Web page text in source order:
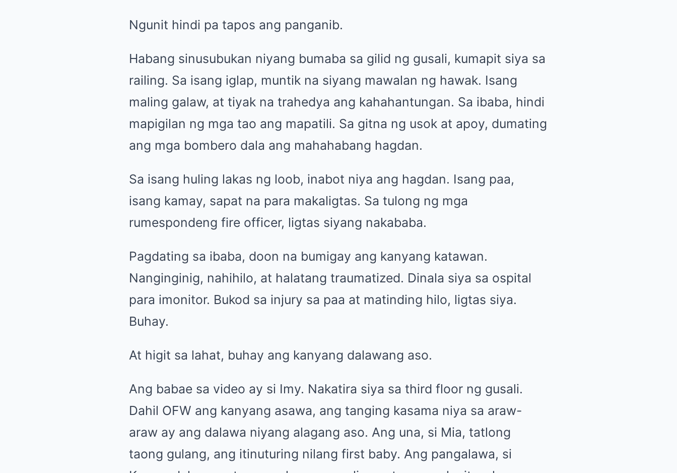
Ngunit hindi pa tapos ang panganib.
Habang sinusubukan niyang bumaba sa gilid ng gusali, kumapit siya sa
railing. Sa isang iglap, muntik na siyang mawalan ng hawak. Isang
maling galaw, at tiyak na trahedya ang kahahantungan. Sa ibaba, hindi
mapigilan ng mga tao ang mapatili. Sa gitna ng usok at apoy, dumating
ang mga bombero dala ang mahahabang hagdan.
Sa isang huling lakas ng loob, inabot niya ang hagdan. Isang paa,
isang kamay, sapat na para makaligtas. Sa tulong ng mga
rumespondeng fire officer, ligtas siyang nakababa.
Pagdating sa ibaba, doon na bumigay ang kanyang katawan.
Nanginginig, nahihilo, at halatang traumatized. Dinala siya sa ospital
para imonitor. Bukod sa injury sa paa at matinding hilo, ligtas siya.
Buhay.
At higit sa lahat, buhay ang kanyang dalawang aso.
Ang babae sa video ay si Imy. Nakatira siya sa third floor ng gusali.
Dahil OFW ang kanyang asawa, ang tanging kasama niya sa araw-
araw ay ang dalawa niyang alagang aso. Ang una, si Mia, tatlong
taong gulang, ang itinuturing nilang first baby. Ang pangalawa, si